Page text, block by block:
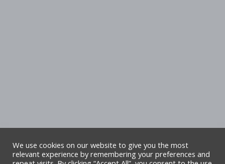
We use cookies on our website to give you the most
relevant experience by remembering your preferences and